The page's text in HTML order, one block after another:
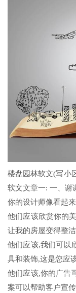
楼盘园林软文(写小
软文文章一: 一、谢
你的设计师像看起来
他们应该欣赏你的
让我的房屋变得整
他们应该,我们可以
具和装饰,这是您应
他们应该,你的广告
案可以帮助客户宣传